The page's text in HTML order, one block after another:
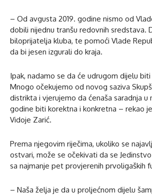
– Od avgusta 2019. godine nismo od
dobili nijednu tranšu redovnih sredstava.
biloprijatelja kluba, te pomoći Vlade
da bi jesen izgurali do kraja.
Ipak, nadamo se da će udrugom dijelu
Mnogo očekujemo od novog saziva
distrikta i vjerujemo da ćenaša saradnja u
godine biti korektna i konkretna – rekao
Vidoje Zarić.
Prema njegovim riječima, ukoliko se
ostvari, može se očekivati da se
sa najmanje pet provjerenih prvoligaških
– Naša želja je da u proljećnom dijelu